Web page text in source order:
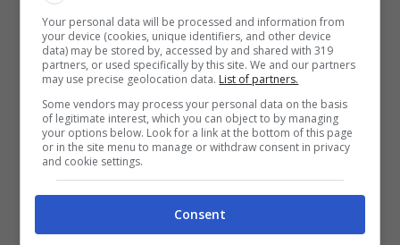
Addio Barbara D’Urso | Triste
annuncio come un fulmine a ciel
sereno
Your personal data will be processed and information from
your device (cookies, unique identifiers, and other device
data) may be stored by, accessed by and shared with 319
partners, or used specifically by this site. We and our partners
may use precise geolocation data. List of partners.
Some vendors may process your personal data on the basis
of legitimate interest, which you can object to by managing
your options below. Look for a link at the bottom of this page
or in the site menu to manage or withdraw consent in privacy
and cookie settings.
Consent